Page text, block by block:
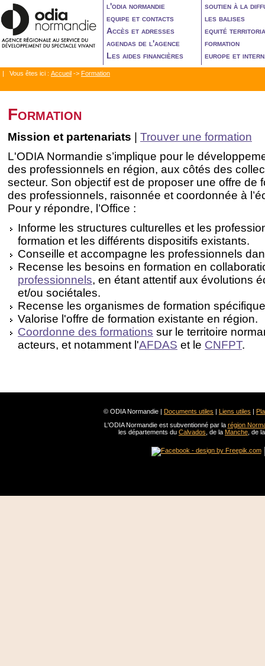
l'odia normandie
equipe et contacts
Accès et adresses
agendas de l'agence
Les aides financières
soutien à la
les balises
equité
formation
europe et
| Vous êtes ici : Accueil -> Formation
Formation
Mission et partenariats | Trouver une formation
L'ODIA Normandie s’implique pour le
des professionnels en région, aux côtés des
secteur. Son objectif est de proposer une offre de
des professionnels, raisonnée et coordonnée à
Pour y répondre, l’Office :
Informe les structures culturelles et les
formation et les différents dispositifs existants.
Conseille et accompagne les professionnels
Recense les besoins en formation en
professionnels, en étant attentif aux évolutions
et/ou sociétales.
Recense les organismes de formation
Valorise l'offre de formation existante en région.
Coordonne des formations sur le territoire
acteurs, et notamment l'AFDAS et le CNFPT.
© ODIA Normandie | Documents utiles | Liens utiles |
L'ODIA Normandie est subventionné par la région
les départements du Calvados , de la Manche , de